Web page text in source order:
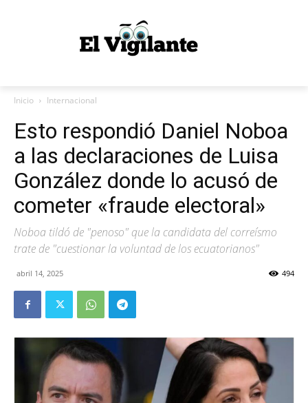
Inicio Internacional
Esto respondió Daniel Noboa
a las declaraciones de Luisa
González donde lo acusó de
cometer «fraude electoral»
Noboa tildó de "penoso" que la candidata del correísmo
trate de "cuestionar la voluntad de los ecuatorianos"
abril 14, 2025 494